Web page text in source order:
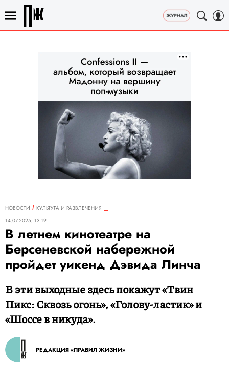
НОВОСТИ
КУЛЬТУРА И РАЗВЛЕЧЕНИЯ
14.07.2025, 13:19
В летнем кинотеатре на
Берсеневской набережной
пройдет уикенд Дэвида Линча
В эти выходные здесь покажут «Твин
Пикс: Сквозь огонь», «Голову-ластик» и
«Шоссе в никуда».
РЕДАКЦИЯ «ПРАВИЛ ЖИЗНИ»